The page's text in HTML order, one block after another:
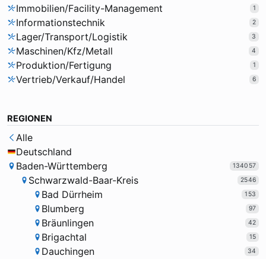
Immobilien/Facility-Management 1
Informationstechnik 2
Lager/Transport/Logistik 3
Maschinen/Kfz/Metall 4
Produktion/Fertigung 1
Vertrieb/Verkauf/Handel 6
REGIONEN
Alle
Deutschland
Baden-Württemberg
134057
Schwarzwald-Baar-Kreis 2546
Bad Dürrheim 153
Blumberg 97
Bräunlingen 42
Brigachtal 15
Dauchingen 34